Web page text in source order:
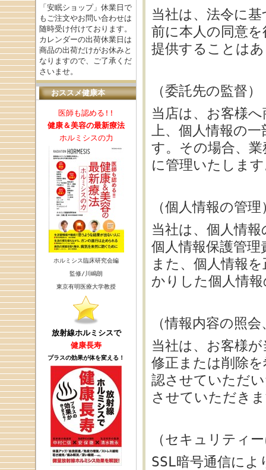
「安眠ショップ」休業日で
もご注文やお問い合わせは
随時受け付けております。
カレンダーの出荷休業日は
商品の出荷だけがお休みと
なりますので、ご了承くだ
さいませ。
おススメ健康本
医師も認める!!
健康＆美容の最新療法
ホルミシスの力
ホルミシス臨床研究会編
監修/川嶋朗
東京有明医療大学教授
放射線ホルミシスで
健康長寿
プラスの効果が体を変える！
当社は、法令に
前に本人の同意
提供することは
（委託先の監督）
当店は、お客様
上、個人情報の
す。その場合、
に管理いたしま
（個人情報の管理
当社は、個人情
個人情報保護管
また、個人情報
かりした個人情
（情報内容の照
当社は、お客様
修正または削除
認させていただ
させていただき
（セキュリティ
SSL暗号通信に